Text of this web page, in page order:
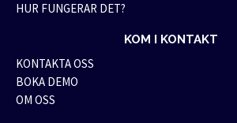
HUR FUNGERAR DET?
KOM I KONTAKT
KONTAKTA OSS
BOKA DEMO
OM OSS